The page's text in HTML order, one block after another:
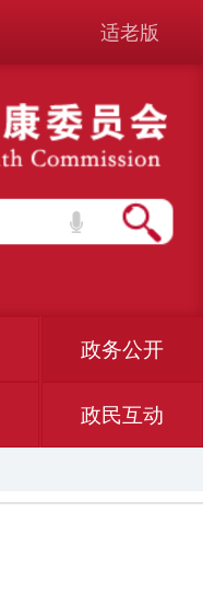
适老版
政务公开
政民互动